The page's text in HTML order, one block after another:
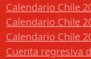
Calendario Chile
Calendario Chile
Calendario Chile
Cuenta regresiva